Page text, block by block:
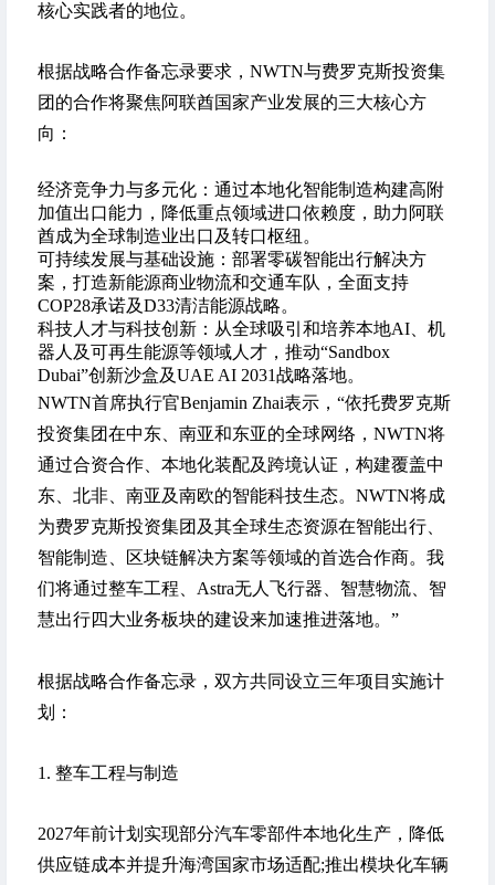
核心实践者的地位。
根据战略合作备忘录要求，NWTN与费罗克斯投资集
团 的合作将聚焦阿联酋国家产业发展的三大核心方
向：
经济竞争力与多元化：通过本地化智能制造构建高附
加值出口能力，降低重点领域进口依赖度，助力阿联
酋成为全球制造业出口及转口枢纽。
可持续发展与基础设施：部署零碳智能出行解决方
案，打造新能源商业物流和交通车队，全面支持
COP28承诺及D33清洁能源战略。
科技人才与科技创新：从全球吸引和培养本地AI、机
器人及可再生能源等领域人才，推动“Sandbox
Dubai”创新沙盒及UAE AI 2031战略落地。
NWTN首席执行官Benjamin Zhai表示，“依托费罗克斯
投资集团在中东、南亚和东亚的全球网络，NWTN将
通过合资合作、本地化装配及跨境认证，构建覆盖中
东、北非、南亚及南欧的智能科技生态。NWTN将成
为费罗克斯投资集团 及其全球生态资源在智能出行、
智能制造、区块链解决方案等领域的首选合作商。我
们将通过整车工程、Astra无人飞行器、智慧物流、智
慧出行四大业务板块的建设来加速推进落地。”
根据战略合作备忘录，双方共同设立三年项目实施计
划：
1. 整车工程与制造
2027年前计划实现部分汽车零部件本地化生产，降低
供应链成本并提升海湾国家市场适配;推出模块化车辆